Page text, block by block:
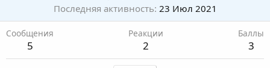
Последняя активность 23 Июл 2021
Сообщения
5
Реакции
2
Баллы
3